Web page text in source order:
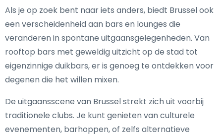
Als je op zoek bent naar iets anders, biedt Brussel ook
een verscheidenheid aan bars en lounges die
veranderen in spontane uitgaansgelegenheden. Van
rooftop bars met geweldig uitzicht op de stad tot
eigenzinnige duikbars, er is genoeg te ontdekken voor
degenen die het willen mixen.
De uitgaansscene van Brussel strekt zich uit voorbij
traditionele clubs. Je kunt genieten van culturele
evenementen, barhoppen, of zelfs alternatieve